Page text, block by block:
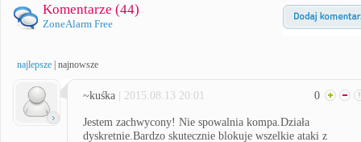
Komentarze (44)
ZoneAlarm Free
najlepsze najnowsze
~kuśka | 2015.08.13 20:01 0
Jestem zachwycony! Nie spowalnia kompa.Działa
dyskretnie.Bardzo skutecznie blokuje wszelkie ataki z